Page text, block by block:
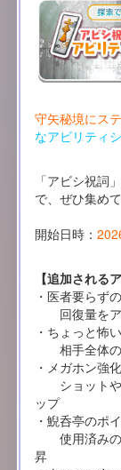
守矢秘境にス
なアビリティ
「アビシ祝詞
で、ぜひ集め
開始日時：
【追加される
・医者要らず
回復量をア
・ちょっと怖
相手全体の
・メガホン強
ショットや
ップ
・鯢呑亭のポ
使用済みの
昇